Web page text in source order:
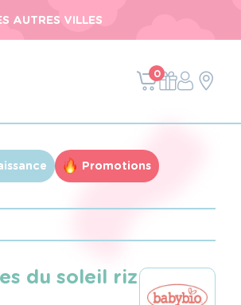
AUTRES VILLES
0
Promotions
du soleil riz